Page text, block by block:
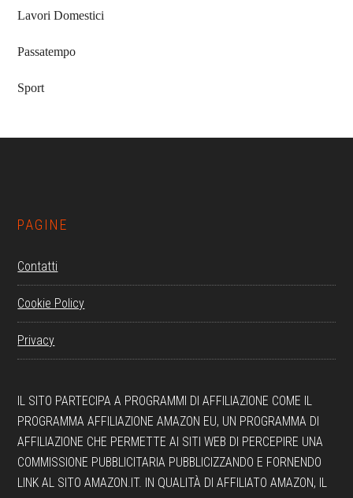
Lavori Domestici
Passatempo
Sport
PAGINE
Contatti
Cookie Policy
Privacy
IL SITO PARTECIPA A PROGRAMMI DI AFFILIAZIONE COME IL
PROGRAMMA AFFILIAZIONE AMAZON EU, UN PROGRAMMA DI
AFFILIAZIONE CHE PERMETTE AI SITI WEB DI PERCEPIRE UNA
COMMISSIONE PUBBLICITARIA PUBBLICIZZANDO E FORNENDO
LINK AL SITO AMAZON.IT. IN QUALITÀ DI AFFILIATO AMAZON, IL